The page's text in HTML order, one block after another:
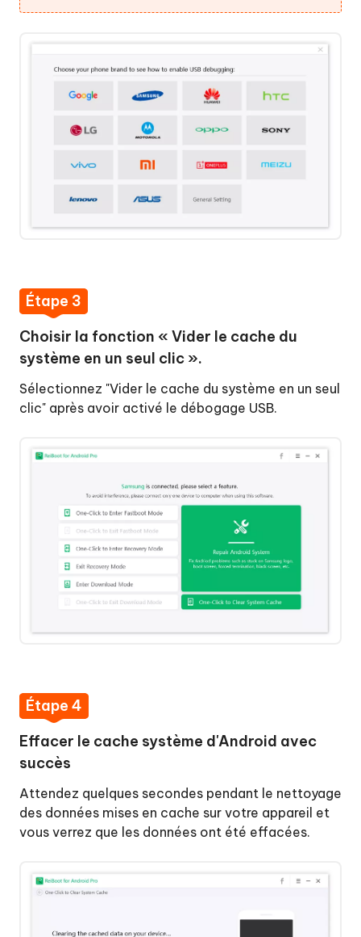
Étape 3
Choisir la fonction « Vider le cache du
système en un seul clic ».
Sélectionnez "Vider le cache du système en un seul
clic" après avoir activé le débogage USB.
Étape 4
Effacer le cache système d'Android avec
succès
Attendez quelques secondes pendant le nettoyage
des données mises en cache sur votre appareil et
vous verrez que les données ont été effacées.